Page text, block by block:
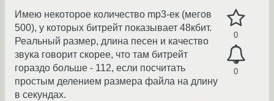
0
0
Имею некоторое количество mp3-ек (мегов
500), у которых битрейт показывает 48кбит.
Реальный размер, длина песен и качество
звука говорит скорее, что там битрейт
гораздо больше - 112, если посчитать
простым делением размера файла на длину
в секундах.